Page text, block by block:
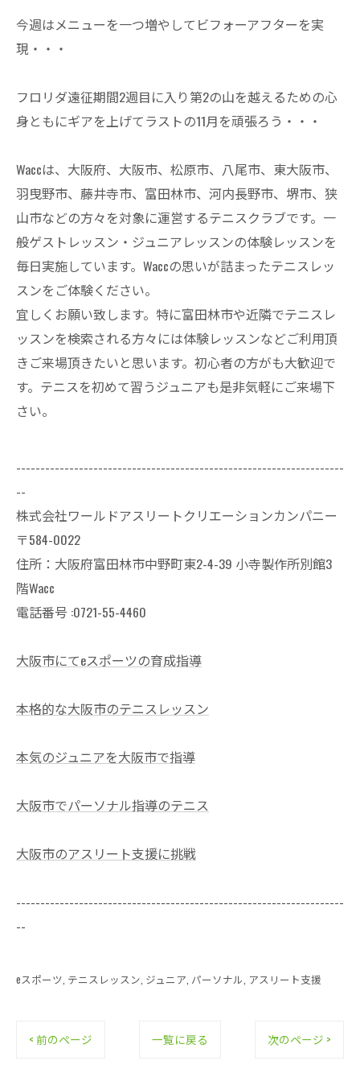
今週はメニューを一つ増やしてビフォーアフターを実
現・・・
フロリダ遠征期間2週目に入り第2の山を越えるための心
身ともにギアを上げてラストの11月を頑張ろう・・・
Waccは、大阪府、大阪市、松原市、八尾市、東大阪市、
羽曳野市、藤井寺市、富田林市、河内長野市、堺市、狭
山市などの方々を対象に運営するテニスクラブです。一
般ゲストレッスン・ジュニアレッスンの体験レッスンを
毎日実施しています。Waccの思いが詰まったテニスレッ
スンをご体験ください。
宜しくお願い致します。特に富田林市や近隣でテニスレ
ッスンを検索される方々には体験レッスンなどご利用頂
きご来場頂きたいと思います。初心者の方がも大歓迎で
す。テニスを初めて習うジュニアも是非気軽にご来場下
さい。
--------------------------------------------------------------------
--
株式会社ワールドアスリートクリエーションカンパニー
〒584-0022
住所：大阪府富田林市中野町東2-4-39 小寺製作所別館3
階Wacc
電話番号 :0721-55-4460
大阪市にてeスポーツの育成指導
本格的な大阪市のテニスレッスン
本気のジュニアを大阪市で指導
大阪市でパーソナル指導のテニス
大阪市のアスリート支援に挑戦
--------------------------------------------------------------------
--
eスポーツ テニスレッスン ジュニア パーソナル アスリート支援
< 前のページ 一覧に戻る 次のページ >